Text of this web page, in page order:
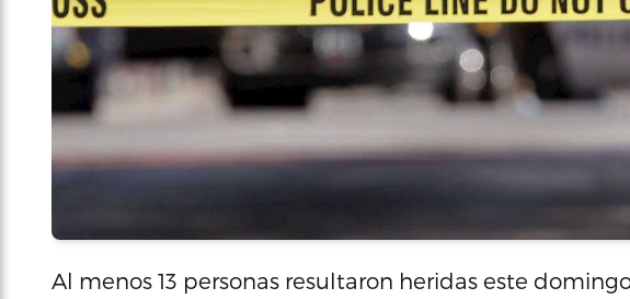
Al menos 13 personas resultaron heridas este